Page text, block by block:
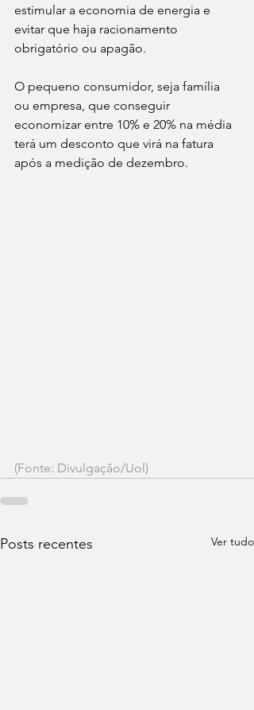
estimular a economia de energia e
evitar que haja racionamento
obrigatório ou apagão.
O pequeno consumidor, seja família
ou empresa, que conseguir
economizar entre 10% e 20% na média
terá um desconto que virá na fatura
após a medição de dezembro.
(Fonte: Divulgação/Uol)
Posts recentes Ver tudo